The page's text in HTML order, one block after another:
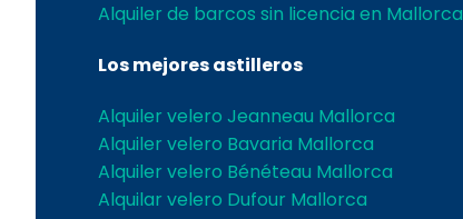
Alquiler de barcos sin licencia en Mallorca
Los mejores astilleros
Alquiler velero Jeanneau Mallorca
Alquiler velero Bavaria Mallorca
Alquiler velero Bénéteau Mallorca
Alquilar velero Dufour Mallorca